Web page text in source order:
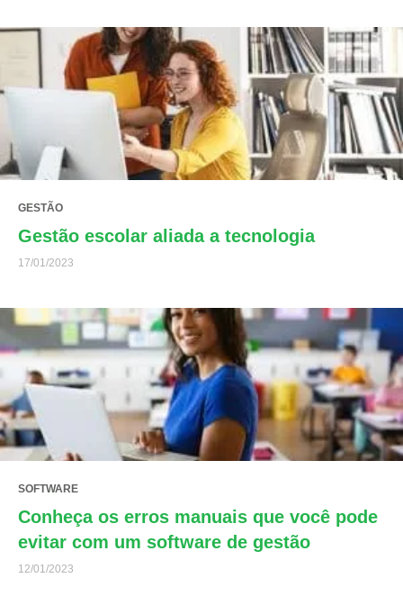
GESTÃO
Gestão escolar aliada a tecnologia
17/01/2023
SOFTWARE
Conheça os erros manuais que você pode
evitar com um software de gestão
12/01/2023